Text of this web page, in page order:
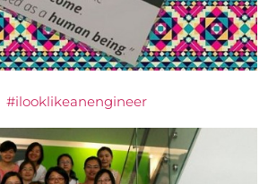
#ilooklikeanengineer